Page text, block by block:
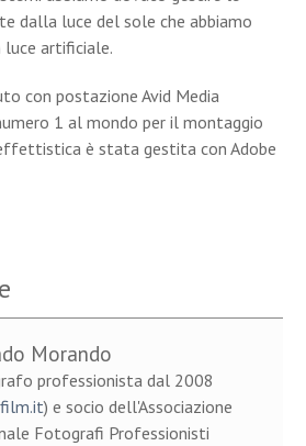
dalla luce del sole che abbiamo
artificiale.
con postazione Avid Media
1 al mondo per il montaggio
è stata gestita con Adobe
Morando
professionista dal 2008
) e socio dell'Associazione
Fotografi Professionisti